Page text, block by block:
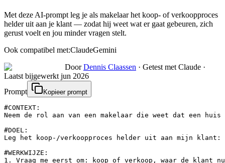
Met deze AI-prompt leg je als makelaar het koop- of verkoopproces
helder uit aan je klant — zodat hij weet wat er gaat gebeuren, zich
gerust voelt en jou minder vragen stelt.
Ook compatibel met:ClaudeGemini
Door Dennis Claassen · Getest met Claude ·
Laatst bijgewerkt jun 2026
Prompt
Kopieer prompt
#CONTEXT:
Neem de rol aan van een makelaar die weet dat een
#DOEL:
Leg het koop-/verkoopproces helder uit aan mijn
#WERKWIJZE:
1. Vraag me eerst om: koop of verkoop, waar de